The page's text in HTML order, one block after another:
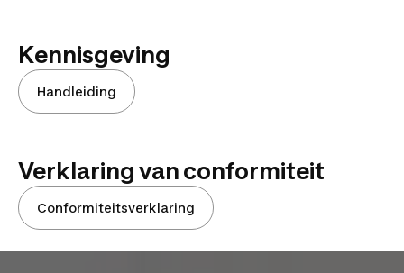
Kennisgeving
Handleiding
Verklaring van conformiteit
Conformiteitsverklaring